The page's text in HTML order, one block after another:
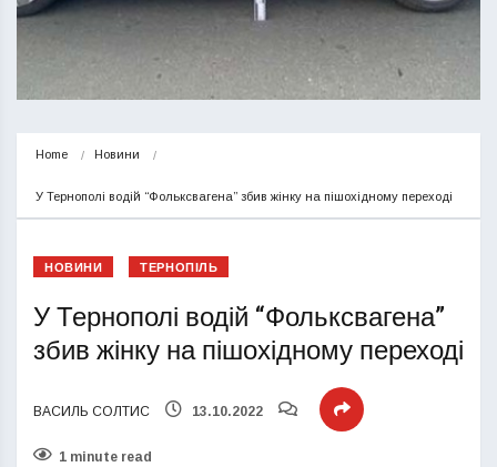
Home Новини
У Тернополі водій “Фольксвагена” збив жінку на пішохідному переході
НОВИНИ ТЕРНОПІЛЬ
У Тернополі водій “Фольксвагена”
збив жінку на пішохідному переході
ВАСИЛЬ СОЛТИС 13.10.2022
1 minute read